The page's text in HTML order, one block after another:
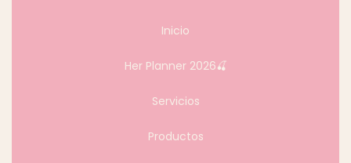
Inicio
Her Planner 2026🍒
Servicios
Productos